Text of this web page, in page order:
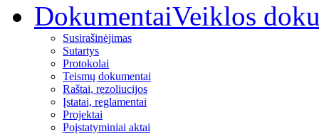
DokumentaiVeiklos
Susirašinėjimas
Sutartys
Protokolai
Teismų dokumentai
Raštai, rezoliucijos
Įstatai, reglamentai
Projektai
Poįstatyminiai aktai